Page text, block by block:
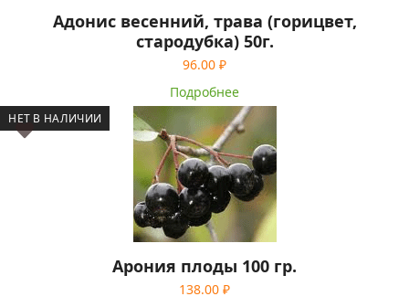
Адонис весенний, трава (горицвет,
стародубка) 50г.
96.00 ₽
Подробнее
НЕТ В НАЛИЧИИ
Арония плоды 100 гр.
138.00 ₽